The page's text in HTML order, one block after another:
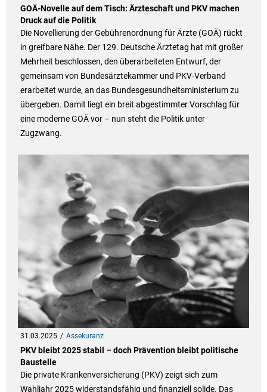
GOÄ-Novelle auf dem Tisch: Ärzteschaft und PKV machen
Druck auf die Politik
Die Novellierung der Gebührenordnung für Ärzte (GOÄ) rückt
in greifbare Nähe. Der 129. Deutsche Ärztetag hat mit großer
Mehrheit beschlossen, den überarbeiteten Entwurf, der
gemeinsam von Bundesärztekammer und PKV-Verband
erarbeitet wurde, an das Bundesgesundheitsministerium zu
übergeben. Damit liegt ein breit abgestimmter Vorschlag für
eine moderne GOÄ vor – nun steht die Politik unter
Zugzwang.
31.03.2025 Assekuranz
PKV bleibt 2025 stabil – doch Prävention bleibt politische
Baustelle
Die private Krankenversicherung (PKV) zeigt sich zum
Wahljahr 2025 widerstandsfähig und finanziell solide. Das